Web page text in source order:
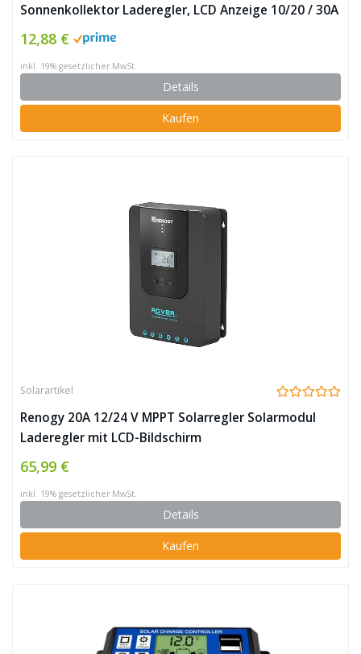
Sonnenkollektor Laderegler, LCD Anzeige 10/20 / 30A
Solarladeregler(YJSS-30A)
12,88 €
inkl. 19% gesetzlicher MwSt.
Details
Kaufen
Solarartikel
Renogy 20A 12/24 V MPPT Solarregler Solarmodul
Laderegler mit LCD-Bildschirm
65,99 €
inkl. 19% gesetzlicher MwSt.
Details
Kaufen